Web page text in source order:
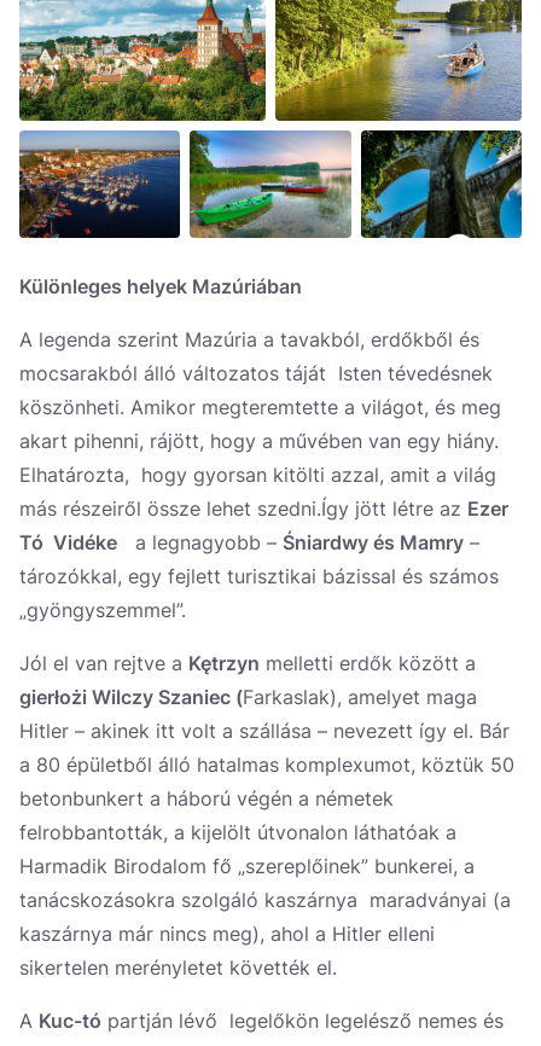
Különleges helyek Mazúriában
A legenda szerint Mazúria a tavakból, erdőkből és
mocsarakból álló változatos táját Isten tévedésnek
köszönheti. Amikor megteremtette a világot, és meg
akart pihenni, rájött, hogy a művében van egy hiány.
Elhatározta, hogy gyorsan kitölti azzal, amit a világ
más részeiről össze lehet szedni.Így jött létre az Ezer
Tó Vidéke a legnagyobb – Śniardwy és Mamry –
tározókkal, egy fejlett turisztikai bázissal és számos
„gyöngyszemmel”.
Jól el van rejtve a Kętrzyn melletti erdők között a
gierłożi Wilczy Szaniec (Farkaslak), amelyet maga
Hitler – akinek itt volt a szállása – nevezett így el. Bár
a 80 épületből álló hatalmas komplexumot, köztük 50
betonbunkert a háború végén a németek
felrobbantották, a kijelölt útvonalon láthatóak a
Harmadik Birodalom fő „szereplőinek” bunkerei, a
tanácskozásokra szolgáló kaszárnya maradványai (a
kaszárnya már nincs meg), ahol a Hitler elleni
sikertelen merényletet követték el.
A Kuc-tó partján lévő legelőkön legelésző nemes és